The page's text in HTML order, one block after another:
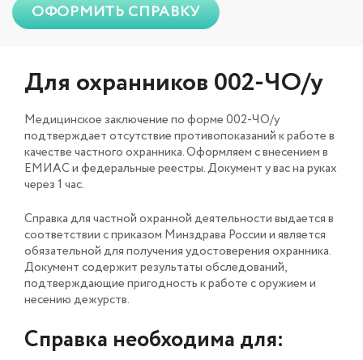
ОФОРМИТЬ СПРАВКУ
Для охранников 002-ЧО/у
Медицинское заключение по форме 002-ЧО/у
подтверждает отсутствие противопоказаний к работе в
качестве частного охранника. Оформляем с внесением в
ЕМИАС и федеральные реестры. Документ у вас на руках
через 1 час.
Справка для частной охранной деятельности выдается в
соответствии с приказом Минздрава России и является
обязательной для получения удостоверения охранника.
Документ содержит результаты обследований,
подтверждающие пригодность к работе с оружием и
несению дежурств.
Справка необходима для: